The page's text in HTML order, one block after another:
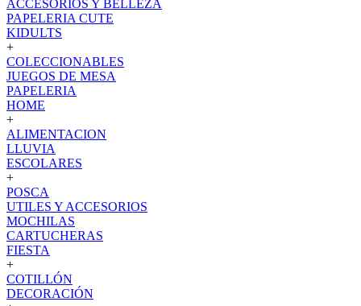
ACCESORIOS Y BELLEZA
PAPELERIA CUTE
KIDULTS
+
COLECCIONABLES
JUEGOS DE MESA
PAPELERIA
HOME
+
ALIMENTACION
LLUVIA
ESCOLARES
+
POSCA
UTILES Y ACCESORIOS
MOCHILAS
CARTUCHERAS
FIESTA
+
COTILLÓN
DECORACIÓN